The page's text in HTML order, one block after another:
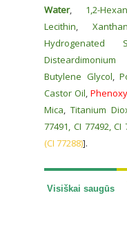
Water, 1,2-
Lecithin,
Hydrogenated
Disteardimonium
Butylene Glycol,
Castor Oil,
Mica,Titanium
77491, CI 77492, CI
(CI 77288)].
Visiškai saugūs